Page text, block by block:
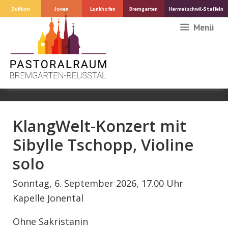
Springe
zum
Zufikon Jonen Lunkhofen Bremgarten Hermetschwil-Staffeln
Menü
KlangWelt-Konzert mit
Sibylle Tschopp, Violine
solo
Sonntag, 6. September 2026, 17.00 Uhr
Kapelle Jonental
Ohne Sakristanin